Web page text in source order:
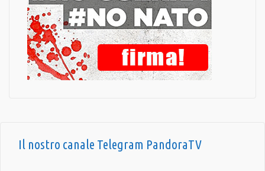
Il nostro canale Telegram PandoraTV